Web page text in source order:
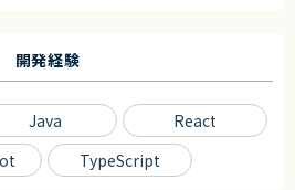
開発経験
Java
React
TypeScript